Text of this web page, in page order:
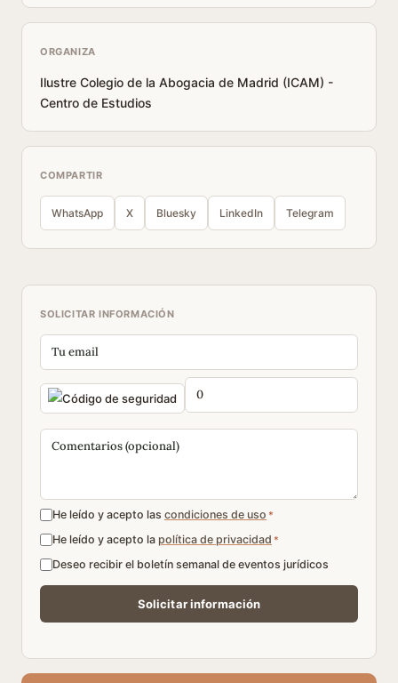
ORGANIZA
Ilustre Colegio de la Abogacia de Madrid (ICAM) -
Centro de Estudios
COMPARTIR
WhatsApp X Bluesky LinkedIn Telegram
SOLICITAR INFORMACIÓN
He leído y acepto las condiciones de uso *
He leído y acepto la política de privacidad *
Deseo recibir el boletín semanal de eventos jurídicos